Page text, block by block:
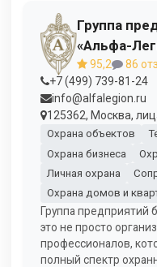
Группа
«Альфа-
95,2
86
+7 (499) 739-81-24
info@alfalegion.ru
125362, Москва,
Охрана объектов
Охрана бизнеса
Личная охрана
Охрана домов и
Группа предприятий
это не просто
профессионалов,
полный спектр